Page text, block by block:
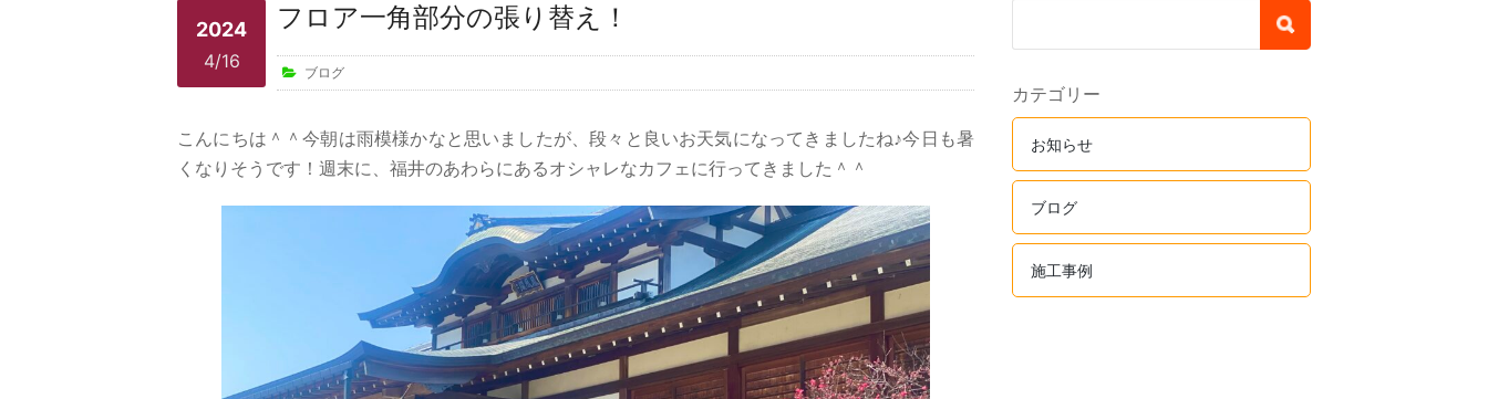
2024
4/16
フロア一角部分の張り替え！
ブログ
こんにちは＾＾今朝は雨模様かなと思いましたが、段々と良いお天気になってきましたね♪今日も暑
くなりそうです！週末に、福井のあわらにあるオシャレなカフェに行ってきました＾＾
カテゴリー
お知らせ
ブログ
施工事例